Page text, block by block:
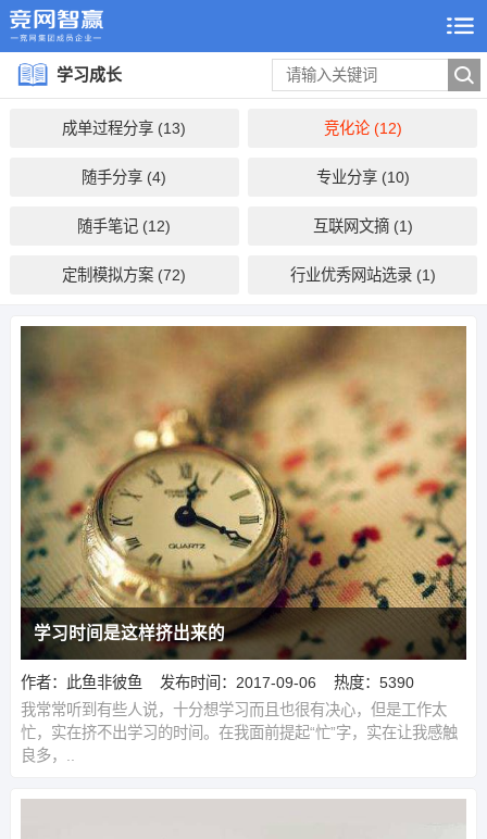
学习成长
成单过程分享 (13) 竞化论 (12)
随手分享 (4) 专业分享 (10)
随手笔记 (12) 互联网文摘 (1)
定制模拟方案 (72) 行业优秀网站选录 (1)
学习时间是这样挤出来的
作者：此鱼非彼鱼 发布时间：2017-09-06
热度：5390
我常常听到有些人说，十分想学习而且也很有决心，但是工作太
忙，实在挤不出学习的时间。在我面前提起“忙”字，实在让我感触
良多，..